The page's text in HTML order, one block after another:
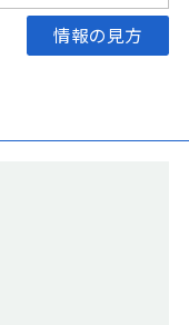
情報の見方